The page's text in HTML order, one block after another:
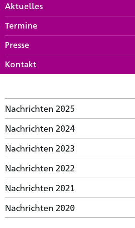
Aktuelles
Termine
Presse
Kontakt
Nachrichten 2025
Nachrichten 2024
Nachrichten 2023
Nachrichten 2022
Nachrichten 2021
Nachrichten 2020